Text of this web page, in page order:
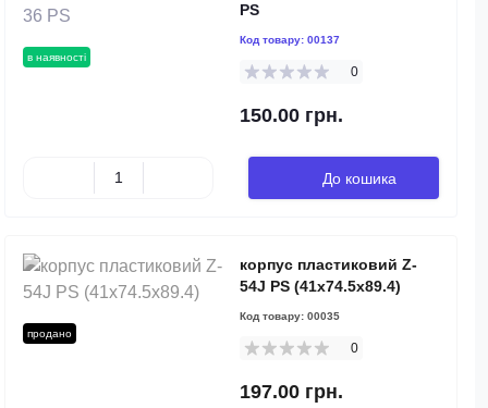
в наявності
PS
Код товару: 00137
0
150.00 грн.
До кошика
продано
корпус пластиковий Z-
54J PS (41x74.5x89.4)
Код товару: 00035
0
197.00 грн.